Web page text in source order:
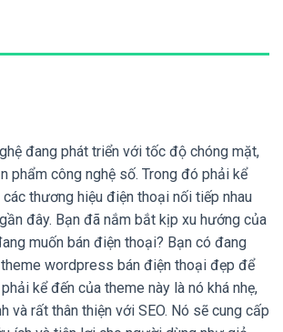
đang phát triển với tốc độ chóng mặt,
phẩm công nghệ số. Trong đó phải kể
thương hiệu điện thoại nối tiếp nhau
đây. Bạn đã nắm bắt kịp xu hướng của
muốn bán điện thoại? Bạn có đang
wordpress bán điện thoại đẹp để
kể đến của theme này là nó khá nhẹ,
và rất thân thiện với SEO. Nó sẽ cung cấp